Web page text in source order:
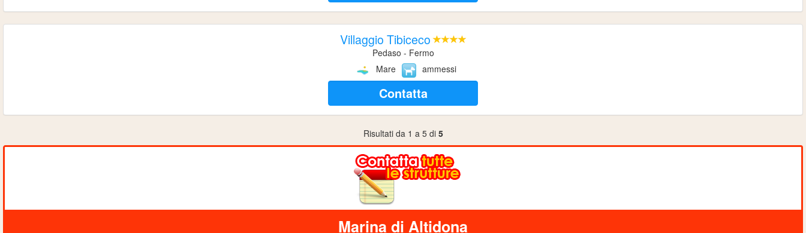
Villaggio Tibiceco
Pedaso - Fermo
Mare
ammessi
Contatta
Risultati da 1 a 5 di 5
Marina di Altidona